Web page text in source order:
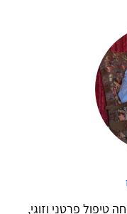
טיפול פרטני וזוגי,